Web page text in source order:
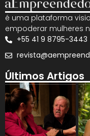
é uma plataforma
empoderar mulheres
+55 41 9 8795-3443
Últimos Artigos